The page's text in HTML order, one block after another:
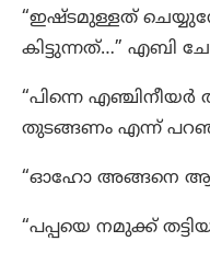
“ഇഷ്ടമുള്ളത്
കിട്ടുന്നത്…” എബി
“പിന്നെ
തുടങ്ങണം എന്ന്
“ഓഹോ അങ്ങനെ
“പപ്പയെ നമുക്ക്